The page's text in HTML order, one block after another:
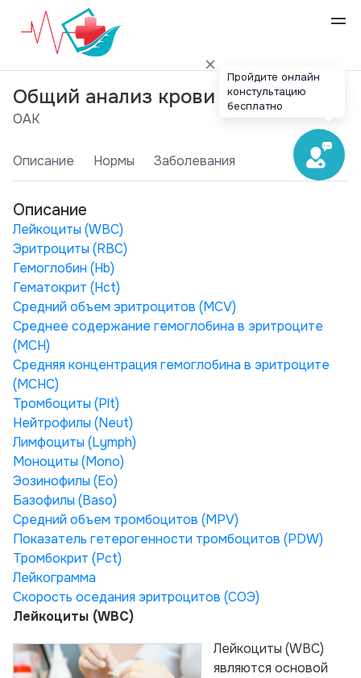
Общий анализ крови
ОАК
Описание Нормы Заболевания
Описание
Лейкоциты (WBC)
Эритроциты (RBC)
Гемоглобин (Hb)
Гематокрит (Hct)
Средний объем эритроцитов (MCV)
Среднее содержание гемоглобина в эритроците
(МСН)
Средняя концентрация гемоглобина в эритроците
(МСНС)
Тромбоциты (Plt)
Нейтрофилы (Neut)
Лимфоциты (Lymph)
Моноциты (Моno)
Эозинофилы (Ео)
Базофилы (Ваso)
Средний объем тромбоцитов (MPV)
Показатель гетерогенности тромбоцитов (PDW)
Тромбокрит (Pct)
Лейкограмма
Скорость оседания эритроцитов (СОЭ)
Лейкоциты (WBC)
Лейкоциты (WBC)
являются основой
Пройдите онлайн
констультацию
бесплатно